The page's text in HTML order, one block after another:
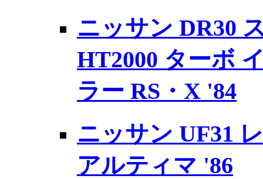
ニッサン DR30
HT2000 ターボ
ラー RS・X '84
ニッサン UF31
アルティマ '86